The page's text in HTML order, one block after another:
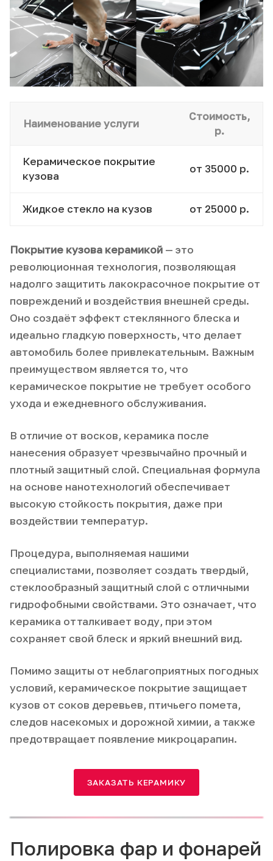
Наименование услуги
Стоимость,
р.
Керамическое покрытие
кузова
от 35000 р.
Жидкое стекло на кузов от 25000 р.
Покрытие кузова керамикой — это
революционная технология, позволяющая
надолго защитить лакокрасочное покрытие от
повреждений и воздействия внешней среды.
Оно создаёт эффект стеклянного блеска и
идеально гладкую поверхность, что делает
автомобиль более привлекательным. Важным
преимуществом является то, что
керамическое покрытие не требует особого
ухода и ежедневного обслуживания.
В отличие от восков, керамика после
нанесения образует чрезвычайно прочный и
плотный защитный слой. Специальная формула
на основе нанотехнологий обеспечивает
высокую стойкость покрытия, даже при
воздействии температур.
Процедура, выполняемая нашими
специалистами, позволяет создать твердый,
стеклообразный защитный слой с отличными
гидрофобными свойствами. Это означает, что
керамика отталкивает воду, при этом
сохраняет свой блеск и яркий внешний вид.
Помимо защиты от неблагоприятных погодных
условий, керамическое покрытие защищает
кузов от соков деревьев, птичьего помета,
следов насекомых и дорожной химии, а также
предотвращает появление микроцарапин.
ЗАКАЗАТЬ КЕРАМИКУ
Полировка фар и фонарей